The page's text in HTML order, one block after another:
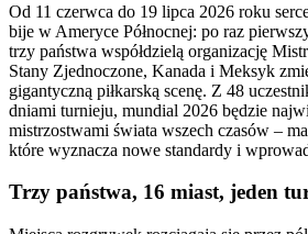
Od 11 czerwca do 19 lipca 2026 roku
bije w Ameryce Północnej: po raz
trzy państwa współdzielą organizację
Stany Zjednoczone, Kanada i Meksyk
gigantyczną piłkarską scenę. Z 48
dniami turnieju, mundial 2026 będzie
mistrzostwami świata wszech czasów –
które wyznacza nowe standardy i
Trzy państwa, 16 miast, jeden